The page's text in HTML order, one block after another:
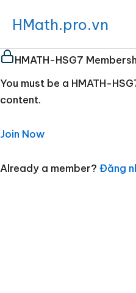
dung
HMath.pro.vn
HMATH-HSG7
You must be a HMATH-
content.
Join Now
Already a member? Đăng